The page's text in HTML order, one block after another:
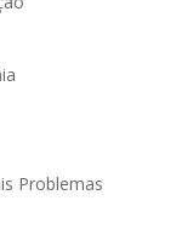
Problemas